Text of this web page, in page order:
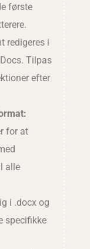
første
redigeres i
Tilpas
efter
for at
alle
i .docx og
specifikke